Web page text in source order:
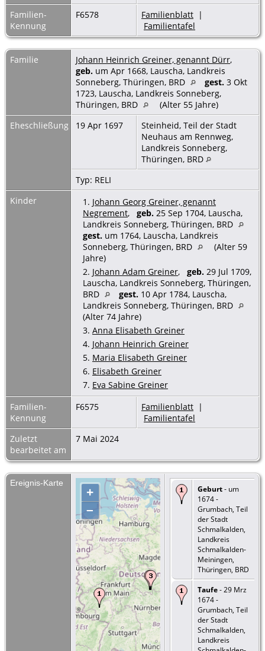
Familien-
Kennung
F6578 Familienblatt |
Familientafel
Familie Johann Heinrich Greiner, genannt Dürr,
geb. um Apr 1668, Lauscha, Landkreis
Sonneberg, Thüringen, BRD
gest. 3 Okt
1723, Lauscha, Landkreis Sonneberg,
Thüringen, BRD
(Alter 55 Jahre)
Eheschließung
19 Apr 1697
Steinheid, Teil der Stadt
Neuhaus am Rennweg,
Landkreis Sonneberg,
Thüringen, BRD
Typ: RELI
Kinder
1. Johann Georg Greiner, genannt
Negrement, geb. 25 Sep 1704, Lauscha,
Landkreis Sonneberg, Thüringen, BRD
gest. um 1764, Lauscha, Landkreis
Sonneberg, Thüringen, BRD
(Alter 59
Jahre)
2. Johann Adam Greiner, geb. 29 Jul 1709,
Lauscha, Landkreis Sonneberg, Thüringen,
BRD
gest. 10 Apr 1784, Lauscha,
Landkreis Sonneberg, Thüringen, BRD
(Alter 74 Jahre)
3. Anna Elisabeth Greiner
4. Johann Heinrich Greiner
5. Maria Elisabeth Greiner
6. Elisabeth Greiner
7. Eva Sabine Greiner
Familien-
Kennung
F6575 Familienblatt |
Familientafel
Zuletzt
bearbeitet am
7 Mai 2024
Ereignis-Karte
+
–
Geburt- um
1674 -
Grumbach, Teil
der Stadt
Schmalkalden,
Landkreis
Schmalkalden-
Meiningen,
Thüringen, BRD
Taufe- 29 Mrz
1674 -
Grumbach, Teil
der Stadt
Schmalkalden,
Landkreis